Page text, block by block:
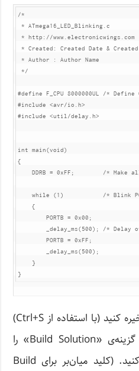
/*
* ATmega16_LED_Blinking.c
* http://www.electronicwings.com
* Created: Created Date & Created
* Author : Author Name
*/
#define
/* Define
#include
<avr/io.h>
#include <util/delay.h>
int main(void )
{
    DDRB =
0xFF /* Make
while (1
/* Blink
    {
	PORTB =
0x00 ;
	_delay_ms(
500
/* Delay
	PORTB =
0xFF ;
	_delay_ms(
500);
    }
پس از نوشتن کد، آن را ذخیره کنید (با استفاده از Ctrl+S)
و سپس از منوی Build، گزینه‌ی «Build Solution» را
مانند تصویر زیر انتخاب کنید. (کلید میان‌بر برای Build